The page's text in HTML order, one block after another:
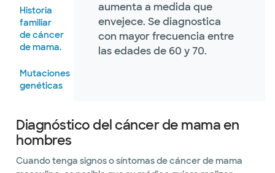
Historia
familiar
de cáncer
de mama.
Mutaciones
genéticas
de
klinefelter
Enfermedad
aumenta a medida que
envejece. Se diagnostica
con mayor frecuencia entre
las edades de 60 y 70.
Diagnóstico del cáncer de mama en
hombres
Cuando tenga signos o síntomas de cáncer de mama